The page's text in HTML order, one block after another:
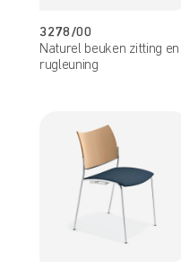
3278/00
Naturel beuken zitting en
rugleuning